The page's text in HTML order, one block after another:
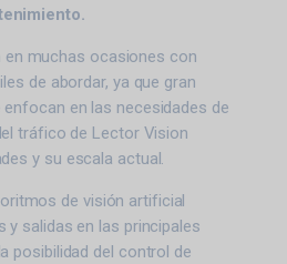
muchas ocasiones con
de abordar, ya que gran
en las necesidades de
tráfico de Lector Vision
y su escala actual.
de visión artificial
y salidas en las principales
posibilidad del control de